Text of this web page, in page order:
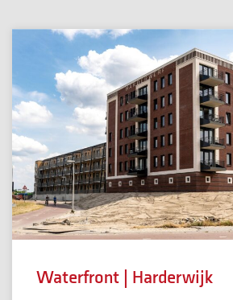
Waterfront | Harderwijk